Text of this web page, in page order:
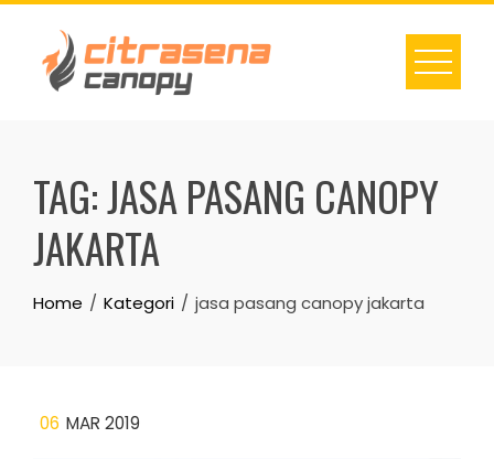
Skip
content
TAG:JASA PASANG CANOPY
JAKARTA
Home Kategori jasa pasang canopy jakarta
06 MAR 2019